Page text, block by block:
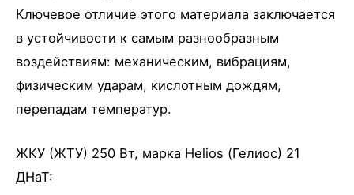
Ключевое отличие этого материала заключается
в устойчивости к самым разнообразным
воздействиям: механическим, вибрациям,
физическим ударам, кислотным дождям,
перепадам температур.
ЖКУ (ЖТУ) 250 Вт, марка Helios (Гелиос) 21
ДНаТ: